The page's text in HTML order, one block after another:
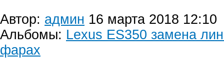
Автор: админ 16 марта 2018 12:10
Альбомы: Lexus ES350 замена
фарах